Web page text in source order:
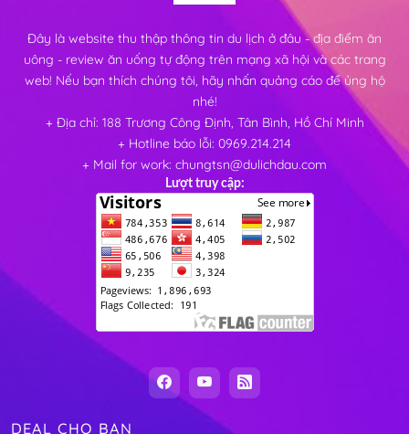
Đây là website thu thập thông tin du lịch ở đâu - địa điểm ăn
uông - review ăn uống tự động trên mạng xã hội và các trang
web! Nếu bạn thích chúng tôi, hãy nhấn quảng cáo để ủng hộ
nhé!
+ Địa chỉ: 188 Trương Công Định, Tân Bình, Hồ Chí Minh
+ Hotline báo lỗi: 0969.214.214
+ Mail for work: chungtsn@dulichdau.com
Lượt truy cập:
DEAL CHO BẠN